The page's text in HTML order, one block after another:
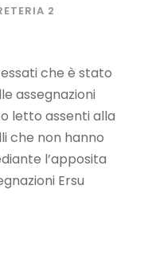
2
che è stato
assegnazioni
letto assenti alla
che non hanno
l’apposita
Ersu